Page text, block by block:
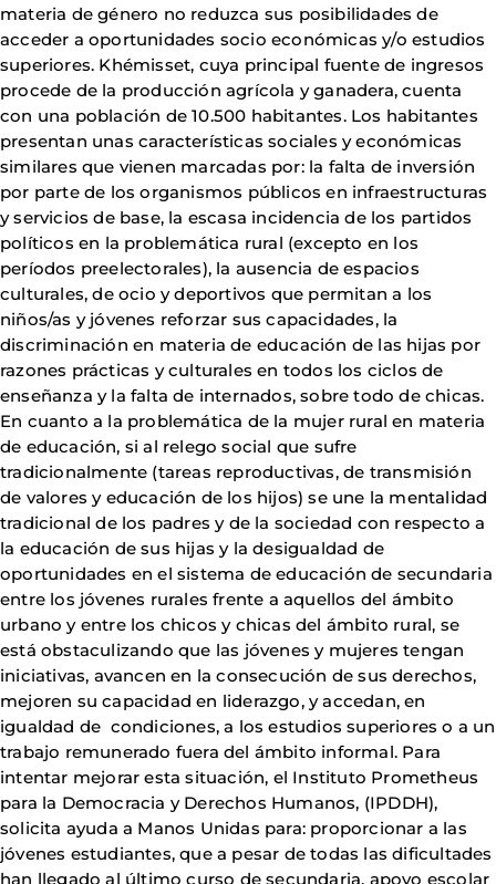
materia de género no reduzca sus posibilidades de
acceder a oportunidades socio económicas y/o estudios
superiores. Khémisset, cuya principal fuente de ingresos
procede de la producción agrícola y ganadera, cuenta
con una población de 10.500 habitantes. Los habitantes
presentan unas características sociales y económicas
similares que vienen marcadas por: la falta de inversión
por parte de los organismos públicos en infraestructuras
y servicios de base, la escasa incidencia de los partidos
políticos en la problemática rural (excepto en los
períodos preelectorales), la ausencia de espacios
culturales, de ocio y deportivos que permitan a los
niños/as y jóvenes reforzar sus capacidades, la
discriminación en materia de educación de las hijas por
razones prácticas y culturales en todos los ciclos de
enseñanza y la falta de internados, sobre todo de chicas.
En cuanto a la problemática de la mujer rural en materia
de educación, si al relego social que sufre
tradicionalmente (tareas reproductivas, de transmisión
de valores y educación de los hijos) se une la mentalidad
tradicional de los padres y de la sociedad con respecto a
la educación de sus hijas y la desigualdad de
oportunidades en el sistema de educación de secundaria
entre los jóvenes rurales frente a aquellos del ámbito
urbano y entre los chicos y chicas del ámbito rural, se
está obstaculizando que las jóvenes y mujeres tengan
iniciativas, avancen en la consecución de sus derechos,
mejoren su capacidad en liderazgo, y accedan, en
igualdad de condiciones, a los estudios superiores o a un
trabajo remunerado fuera del ámbito informal. Para
intentar mejorar esta situación, el Instituto Prometheus
para la Democracia y Derechos Humanos, (IPDDH),
solicita ayuda a Manos Unidas para: proporcionar a las
jóvenes estudiantes, que a pesar de todas las dificultades
han llegado al último curso de secundaria, apoyo escolar